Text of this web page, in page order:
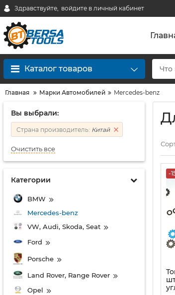
Здравствуйте, войдите в личный кабинет
Каталог товаров
Главная Марки Автомобилей Mercedes-benz
Вы выбрали:
Страна производитель: Китай
Очистить все
Категории
BMW
Mercedes-benz
VW, Audi, Skoda, Seat
Ford
Porsche
Land Rover, Range Rover
Opel
-